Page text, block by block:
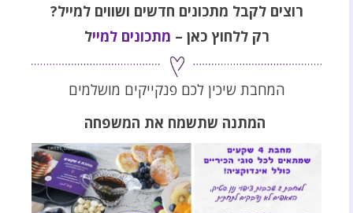
רוצים לקבל מתכונים חדשים ושווים למייל?
רק ללחוץ כאן – מתכונים למייל
המחבת שיכין לכם פנקייקים מושלמים
המתנה שתשמח את המשפחה